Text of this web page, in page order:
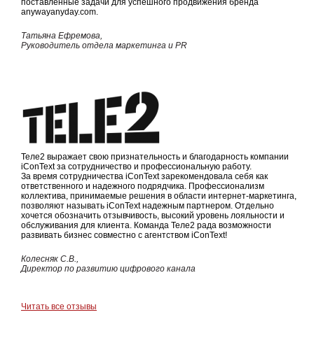
anywayanyday.com.
Татьяна Ефремова,
Руководитель отдела маркетинга и PR
Теле2 выражает свою признательность и благодарность компании
iConText за сотрудничество и профессиональную работу.
За время сотрудничества iConText зарекомендовала себя как
ответственного и надежного подрядчика. Профессионализм
коллектива, принимаемые решения в области интернет-маркетинга,
позволяют называть iConText надежным партнером. Отдельно
хочется обозначить отзывчивость, высокий уровень лояльности и
обслуживания для клиента. Команда Теле2 рада возможности
развивать бизнес совместно с агентством iConText!
Колесняк С.В.,
Директор по развитию цифрового канала
Читать все отзывы